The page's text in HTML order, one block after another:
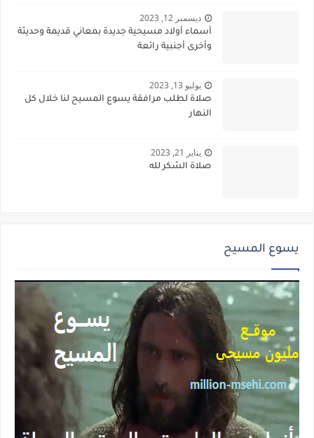
ديسمبر 12, 2023
أسماء أولاد مسيحية جديدة بمعاني قديمة وحديثة
وأخرى أجنبية رائعة
يوليو 13, 2023
صلاة لطلب مرافقة يسوع المسيح لنا خلال كل
النهار
يناير 21, 2023
صلاة الشكر لله
يسوع المسيح